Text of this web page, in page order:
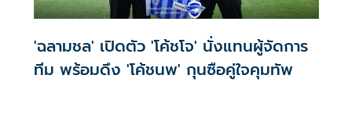
'ฉลามชล' เปิดตัว 'โค้ชโจ' นั่งแทนผู้จัดการ
ทีม พร้อมดึง 'โค้ชนพ' กุนซือคู่ใจคุมทัพ